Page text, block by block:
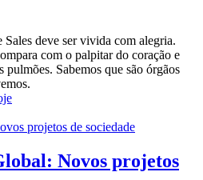
Sales deve ser vivida com alegria.
com o palpitar do coração e
pulmões. Sabemos que são órgãos
Novos projetos